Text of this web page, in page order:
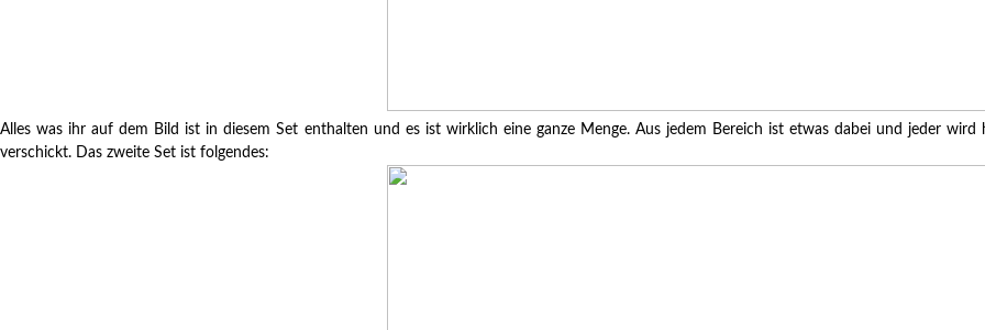
Alles was ihr auf dem Bild ist in diesem Set enthalten und es ist wirklich eine ganze Menge. Aus jedem Bereich ist etwas dabei und jeder
verschickt. Das zweite Set ist folgendes: